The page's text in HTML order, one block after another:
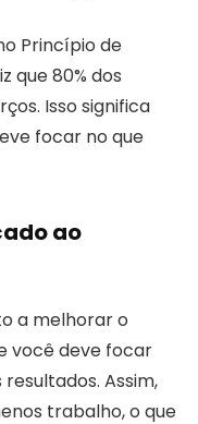
Princípio de
que 80% dos
Isso significa
focar no que
ao
a melhorar o
você deve focar
Assim,
trabalho, o que